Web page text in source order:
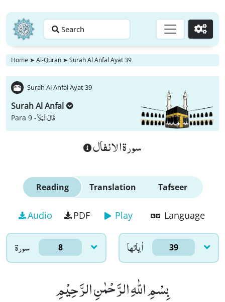
Search Go
Home ➤ Al-Quran ➤ Surah Al Anfal Ayat 39
Surah Al Anfal Ayat 39
Surah Al Anfal
Para 9 -قَالَ الْمَلَاُ
سورة الانفال
Reading Translation Tafseer
Audio PDF Play Language
سورۃ 8 اٰياتها 39
بِسْمِ اللّٰهِ الرَّحْمٰنِ الرَّحِیْمِ